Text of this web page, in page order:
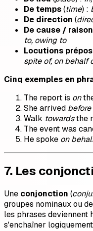
De temps(time) :
De direction (
De cause / raison
to, owing to
Locutions
spite of, on behalf
Cinq exemples en
The report is on
She arrived before
Walk towardsthe
The event was
He spoke on
7. Les
Une conjonction (
groupes nominaux ou
les phrases deviennent
s'enchaîner